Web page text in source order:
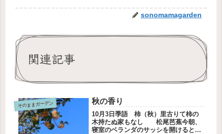
sonomamagarden
関連記事
そのままガーデン 秋の香り
10月3日季語 柿（秋）里古りて柿の
木持たぬ家もなし 松尾芭蕉今朝、
寝室のベランダのサッシを開けるとい